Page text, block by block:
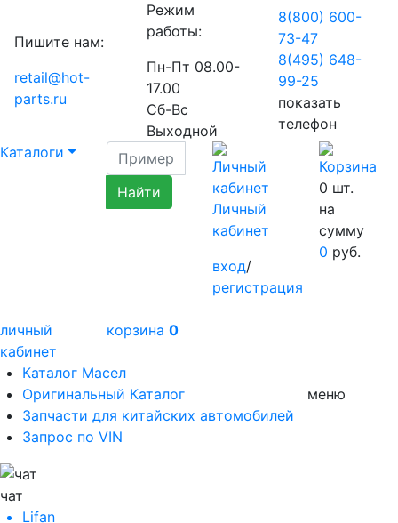
Пишите нам:
retail@hot-
parts.ru
Режим
работы:
Пн-Пт 08.00-
17.00
Сб-Вс
Выходной
8(800) 600-
73-47
8(495) 648-
99-25
показать
телефон
Каталоги
Личный
кабинет
вход/
регистрация
0 шт.
на
сумму
0 руб.
личный
кабинет
корзина 0
Каталог Масел
Оригинальный Каталог
Запчасти для китайских автомобилей
Запрос по VIN
меню
чат
Lifan